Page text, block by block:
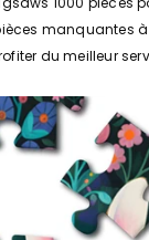
manquantes à
du meilleur